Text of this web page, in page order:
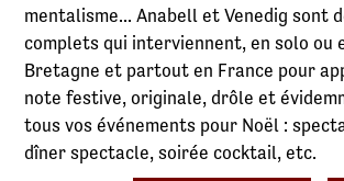
mentalisme... Anabell et Venedig sont
complets qui interviennent, en solo ou
Bretagne et partout en France pour
note festive, originale, drôle et
tous vos événements pour Noël :
dîner spectacle, soirée cocktail, etc.